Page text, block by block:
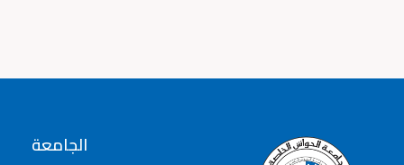
الجامعة